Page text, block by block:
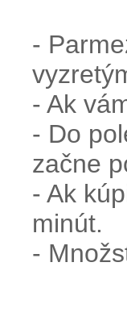
-
- Ak
- Do
začne
- Ak
minút.
-